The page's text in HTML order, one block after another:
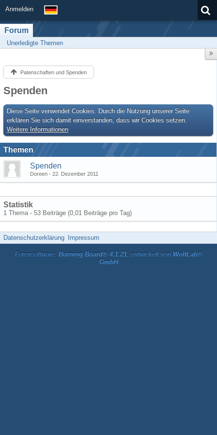
Anmelden
Forum
Unerledigte Themen
Patenschaften und Spenden
Spenden
Diese Seite verwendet Cookies. Durch die Nutzung unserer Seite
erklären Sie sich damit einverstanden, dass wir Cookies setzen.
Weitere Informationen
Themen
Spenden
Doreen 22. Dezember 2011
Statistik
1 Thema - 53 Beiträge (0,01 Beiträge pro Tag)
Datenschutzerklärung Impressum
Forensoftware: Burning Board® 4.1.21, entwickelt von WoltLab®
GmbH